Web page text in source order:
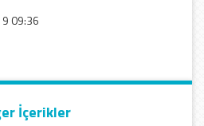
09:36
İçerikler